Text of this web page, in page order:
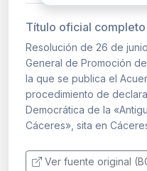
Título oficial completo
Resolución de 26 de
General de Promoción
la que se publica el
procedimiento de
Democrática de la
Cáceres», sita en
Ver fuente original